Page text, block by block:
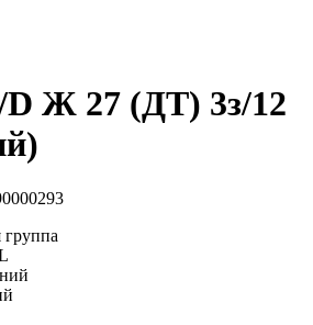
Ж 27 (ДТ) 3з/12